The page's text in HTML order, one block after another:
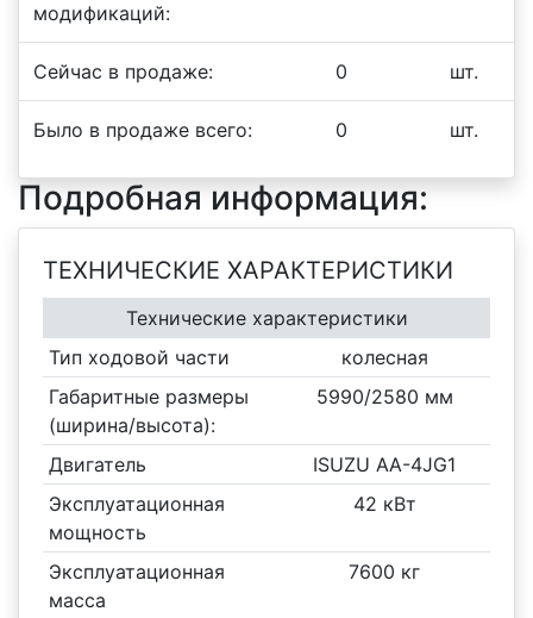
модификаций:
Сейчас в продаже: 0 шт.
Было в продаже всего: 0 шт.
Подробная информация:
ТЕХНИЧЕСКИЕ ХАРАКТЕРИСТИКИ
Технические характеристики
Тип ходовой части
колесная
Габаритные размеры
(ширина/высота):
5990/2580 мм
Двигатель
ISUZU AA-4JG1
Эксплуатационная
мощность
42 кВт
Эксплуатационная
масса
7600 кг